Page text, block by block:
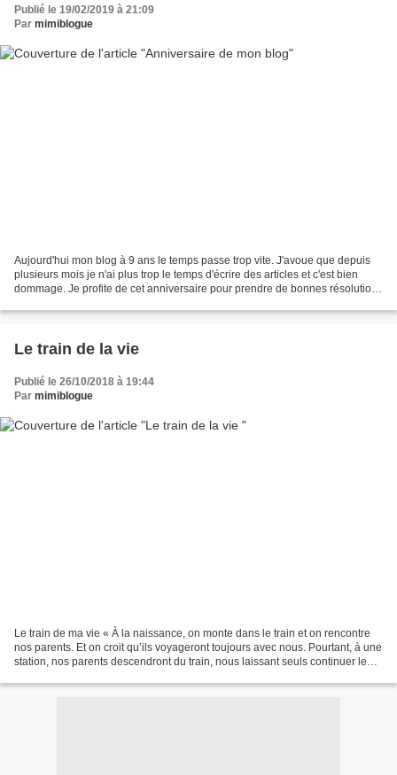
Publié le 19/02/2019 à 21:09
Par mimiblogue
Aujourd'hui mon blog à 9 ans le temps passe trop vite. J'avoue que depuis
plusieurs mois je n'ai plus trop le temps d'écrire des articles et c'est bien
dommage. Je profite de cet anniversaire pour prendre de bonnes résolutions
Le train de la vie
Publié le 26/10/2018 à 19:44
Par mimiblogue
Le train de ma vie « À la naissance, on monte dans le train et on rencontre
nos parents. Et on croit qu’ils voyageront toujours avec nous. Pourtant, à une
station, nos parents descendront du train, nous laissant seuls continuer le